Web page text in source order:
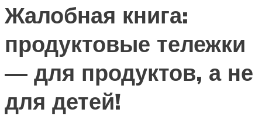
Жалобная книга:
продуктовые тележки
— для продуктов, а не
для детей!